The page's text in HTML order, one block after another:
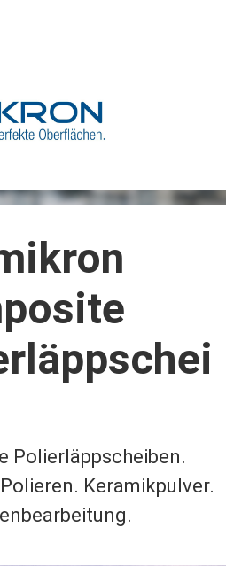
Polierläppscheiben.
Keramikpulver.